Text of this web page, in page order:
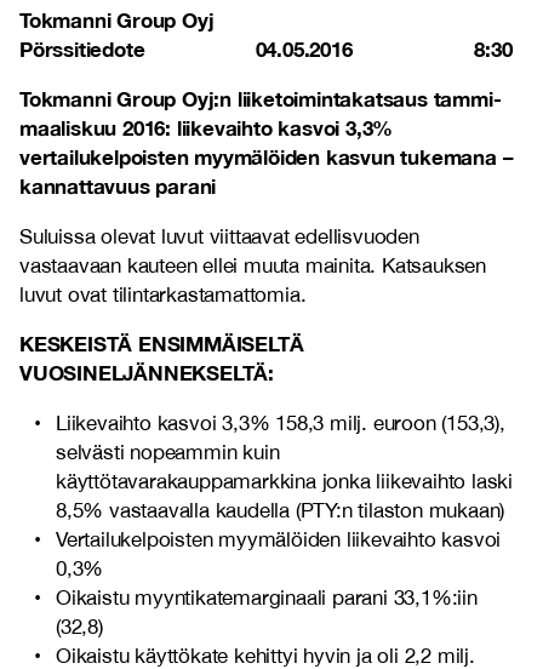
Tokmanni Group Oyj
Pörssitiedote 04.05.2016 8:30
Tokmanni Group Oyj:n liiketoimintakatsaus tammi-
maaliskuu 2016: liikevaihto kasvoi 3,3%
vertailukelpoisten myymälöiden kasvun tukemana –
kannattavuus parani
Suluissa olevat luvut viittaavat edellisvuoden
vastaavaan kauteen ellei muuta mainita. Katsauksen
luvut ovat tilintarkastamattomia.
KESKEISTÄ ENSIMMÄISELTÄ
VUOSINELJÄNNEKSELTÄ:
Liikevaihto kasvoi 3,3% 158,3 milj. euroon (153,3),
selvästi nopeammin kuin
käyttötavarakauppamarkkina jonka liikevaihto laski
8,5% vastaavalla kaudella (PTY:n tilaston mukaan)
Vertailukelpoisten myymälöiden liikevaihto kasvoi
0,3%
Oikaistu myyntikatemarginaali parani 33,1%:iin
(32,8)
Oikaistu käyttökate kehittyi hyvin ja oli 2,2 milj.